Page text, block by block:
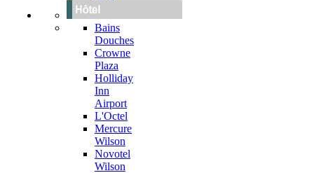
Bains
Douches
Crowne
Plaza
Holliday
Inn
Airport
L'Octel
Mercure
Wilson
Novotel
Wilson